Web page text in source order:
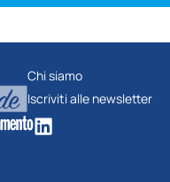
Chi siamo
Iscriviti alle newsletter